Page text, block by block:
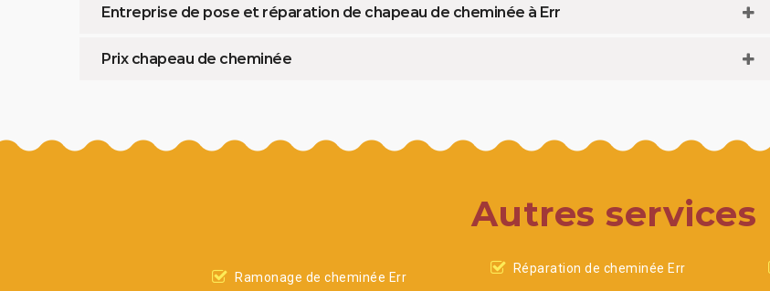
Entreprise de pose et réparation de chapeau de cheminée à Err
Prix chapeau de cheminée
Autres services
Ramonage de cheminée Err
Réparation de cheminée Err